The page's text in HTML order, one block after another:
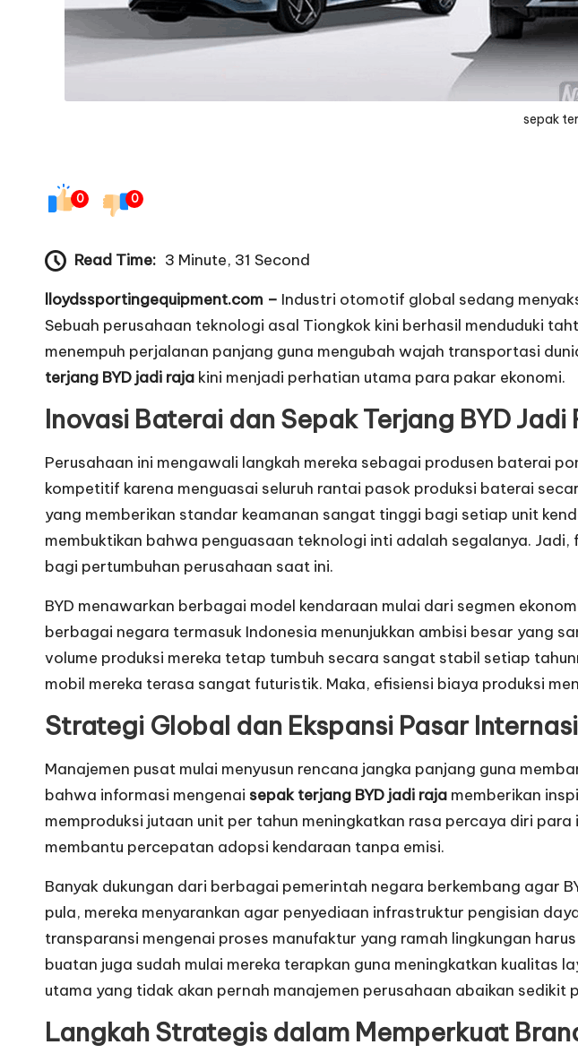
sepak
0 0
Read Time: 3 Minute, 31 Second
lloydssportingequipment.com – Industri otomotif global sedang
Sebuah perusahaan teknologi asal Tiongkok kini berhasil menduduki
menempuh perjalanan panjang guna mengubah wajah transportasi
terjang BYD jadi raja kini menjadi perhatian utama para pakar ekonomi.
Inovasi Baterai dan Sepak Terjang BYD Jadi
Perusahaan ini mengawali langkah mereka sebagai produsen baterai
kompetitif karena menguasai seluruh rantai pasok produksi baterai
yang memberikan standar keamanan sangat tinggi bagi setiap unit
membuktikan bahwa penguasaan teknologi inti adalah segalanya.
bagi pertumbuhan perusahaan saat ini.
BYD menawarkan berbagai model kendaraan mulai dari segmen
berbagai negara termasuk Indonesia menunjukkan ambisi besar yang
volume produksi mereka tetap tumbuh secara sangat stabil setiap
mobil mereka terasa sangat futuristik. Maka, efisiensi biaya produksi
Strategi Global dan Ekspansi Pasar
Manajemen pusat mulai menyusun rencana jangka panjang guna
bahwa informasi mengenai sepak terjang BYD jadi raja memberikan
memproduksi jutaan unit per tahun meningkatkan rasa percaya diri
membantu percepatan adopsi kendaraan tanpa emisi.
Banyak dukungan dari berbagai pemerintah negara berkembang agar
pula, mereka menyarankan agar penyediaan infrastruktur pengisian
transparansi mengenai proses manufaktur yang ramah lingkungan
buatan juga sudah mulai mereka terapkan guna meningkatkan kualitas
utama yang tidak akan pernah manajemen perusahaan abaikan sedikit
Langkah Strategis dalam Memperkuat